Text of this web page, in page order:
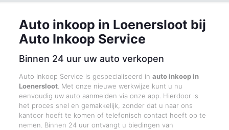
Auto inkoop in Loenersloot bij
Auto Inkoop Service
Binnen 24 uur uw auto verkopen
Auto Inkoop Service is gespecialiseerd in auto inkoop in
Loenersloot. Met onze nieuwe werkwijze kunt u nu
eenvoudig uw auto aanmelden via onze app. Hierdoor is
het proces snel en gemakkelijk, zonder dat u naar ons
kantoor hoeft te komen of telefonisch contact hoeft op te
nemen. Binnen 24 uur ontvangt u biedingen van